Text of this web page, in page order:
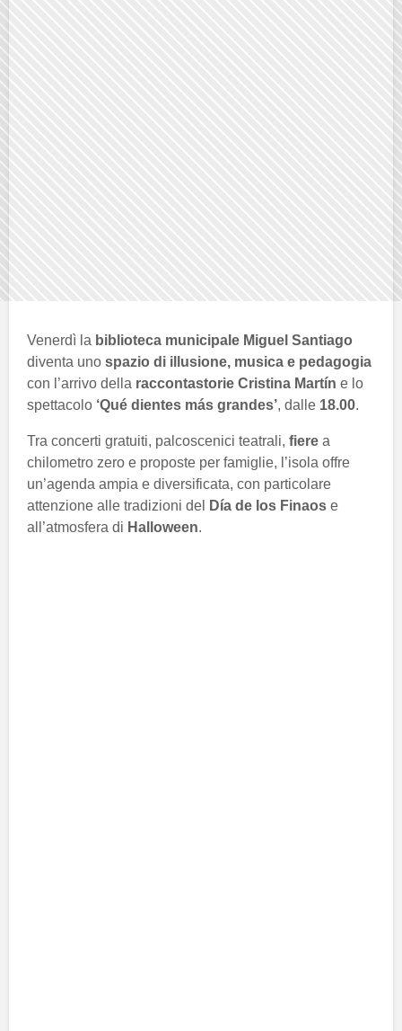
Venerdì la biblioteca municipale Miguel Santiago
diventa uno spazio di illusione, musica e pedagogia
con l’arrivo della raccontastorie Cristina Martín e lo
spettacolo ‘Qué dientes más grandes’, dalle 18.00.
Tra concerti gratuiti, palcoscenici teatrali, fiere a
chilometro zero e proposte per famiglie, l’isola offre
un’agenda ampia e diversificata, con particolare
attenzione alle tradizioni del
Día de los Finaos e
all’atmosfera di Halloween.